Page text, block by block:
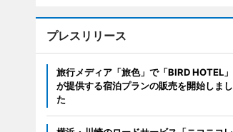
プレスリリース
旅行メディア「旅色」で「BIRD HOTEL」
が提供する宿泊プランの販売を開始しまし
た